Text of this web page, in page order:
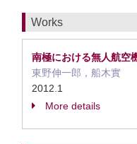
Works
南極における無人航空
東野伸一郎，船木實
2012.1
More details